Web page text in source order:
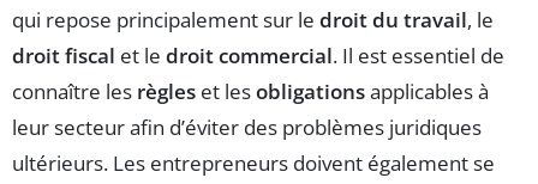
qui repose principalement sur le droit du travail, le
droit fiscal et le droit commercial. Il est essentiel de
connaître les règles et lesobligationsapplicables à
leur secteur afin d’éviter des problèmes juridiques
ultérieurs. Les entrepreneurs doivent également se